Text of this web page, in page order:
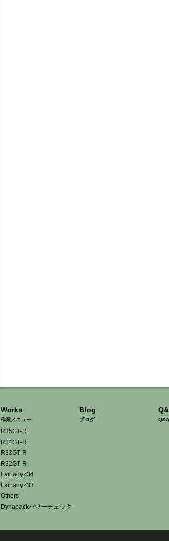
Works
作業メニュー
R35GT-R
R34GT-R
R33GT-R
R32GT-R
FairladyZ34
FairladyZ33
Others
Dynapackパワーチェック
Blog
ブログ